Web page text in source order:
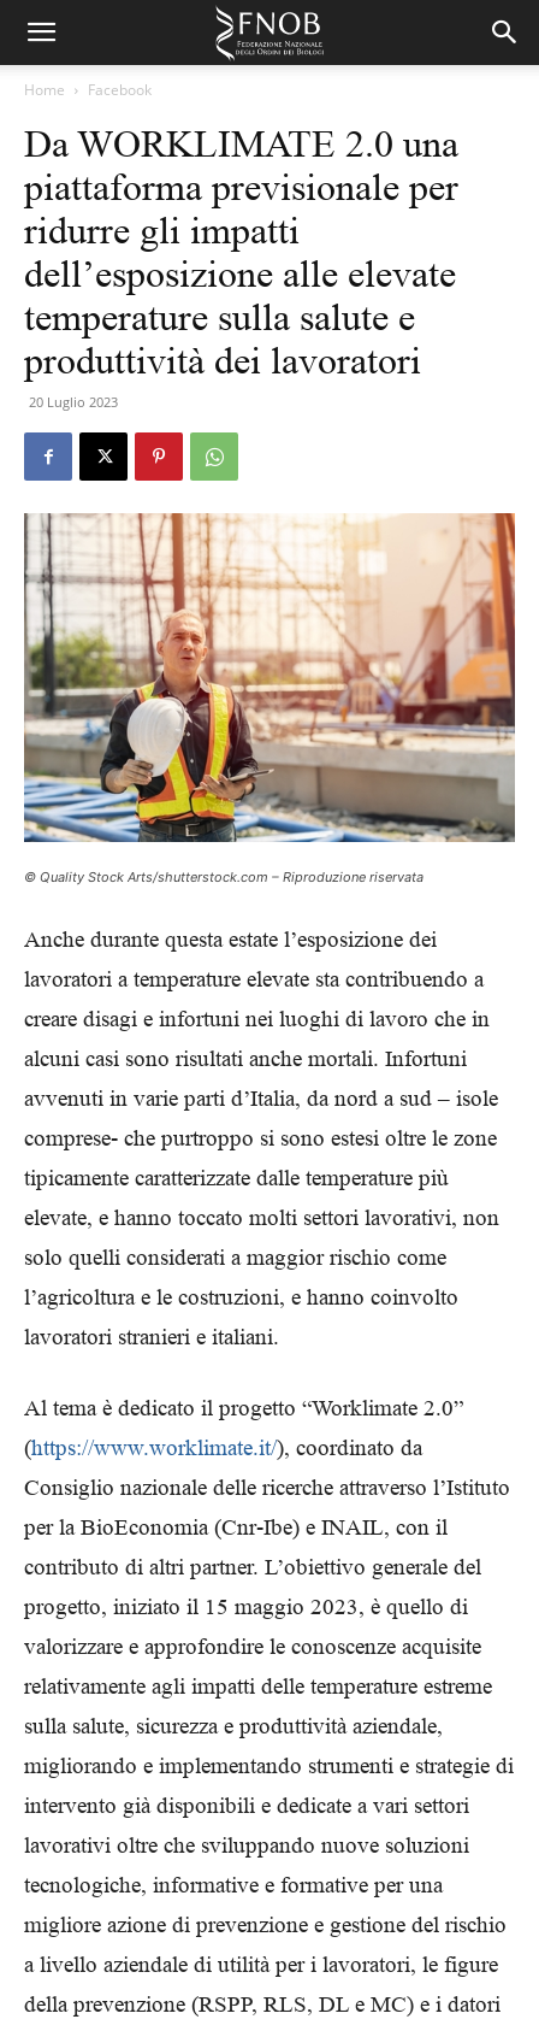
Home Facebook
Da WORKLIMATE 2.0 una
piattaforma previsionale per
ridurre gli impatti
dell’esposizione alle elevate
temperature sulla salute e
produttività dei lavoratori
20 Luglio 2023
© Quality Stock Arts/shutterstock.com – Riproduzione riservata
Anche durante questa estate l’esposizione dei
lavoratori a temperature elevate sta contribuendo a
creare disagi e infortuni nei luoghi di lavoro che in
alcuni casi sono risultati anche mortali. Infortuni
avvenuti in varie parti d’Italia, da nord a sud – isole
comprese- che purtroppo si sono estesi oltre le zone
tipicamente caratterizzate dalle temperature più
elevate, e hanno toccato molti settori lavorativi, non
solo quelli considerati a maggior rischio come
l’agricoltura e le costruzioni, e hanno coinvolto
lavoratori stranieri e italiani.
Al tema è dedicato il progetto “Worklimate 2.0”
(https://www.worklimate.it/), coordinato da
Consiglio nazionale delle ricerche attraverso l’Istituto
per la BioEconomia (Cnr-Ibe) e INAIL, con il
contributo di altri partner. L’obiettivo generale del
progetto, iniziato il 15 maggio 2023, è quello di
valorizzare e approfondire le conoscenze acquisite
relativamente agli impatti delle temperature estreme
sulla salute, sicurezza e produttività aziendale,
migliorando e implementando strumenti e strategie di
intervento già disponibili e dedicate a vari settori
lavorativi oltre che sviluppando nuove soluzioni
tecnologiche, informative e formative per una
migliore azione di prevenzione e gestione del rischio
a livello aziendale di utilità per i lavoratori, le figure
della prevenzione (RSPP, RLS, DL e MC) e i datori